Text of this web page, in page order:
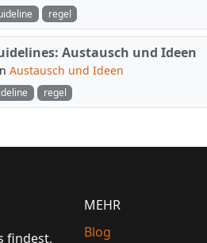
regel
Austausch und Ideen
Austausch und Ideen
regel
findest,
MEHR
Blog